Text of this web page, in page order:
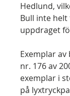
Hedlund,
Bull inte
uppdraget
Exemplar
nr. 176 av
exemplar i
på